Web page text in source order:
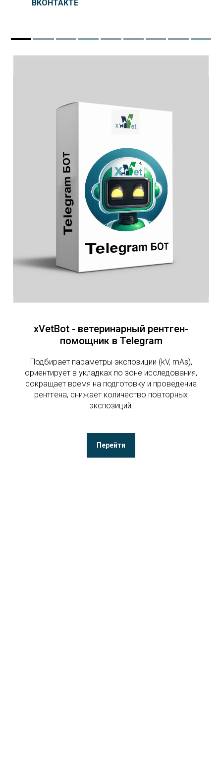
ВКОНТАКТЕ
xVetBot - ветеринарный рентген-
помощник в Telegram
Подбирает параметры экспозиции (kV, mAs),
ориентирует в укладках по зоне исследования,
сокращает время на подготовку и проведение
рентгена, снижает количество повторных
экспозиций.
Перейти